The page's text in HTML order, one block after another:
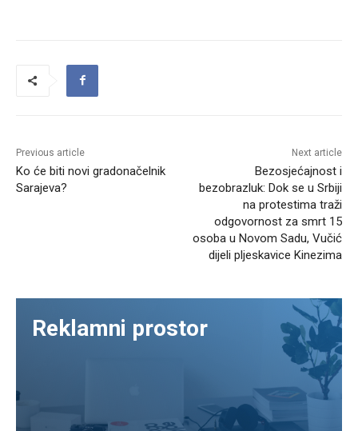
Previous article
Ko će biti novi gradonačelnik
Sarajeva?
Next article
Bezosjećajnost i
bezobrazluk: Dok se u Srbiji
na protestima traži
odgovornost za smrt 15
osoba u Novom Sadu, Vučić
dijeli pljeskavice Kinezima
Reklamni prostor